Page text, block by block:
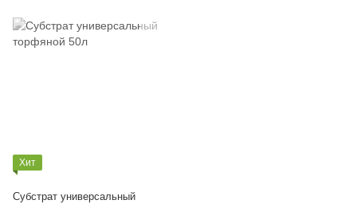
Хит
Субстрат универсальный